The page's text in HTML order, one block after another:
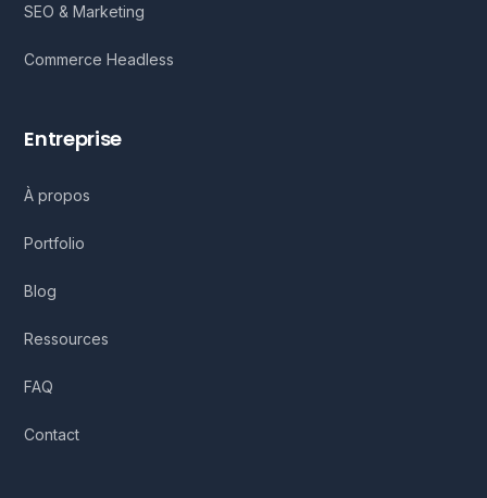
SEO & Marketing
Commerce Headless
Entreprise
À propos
Portfolio
Blog
Ressources
FAQ
Contact